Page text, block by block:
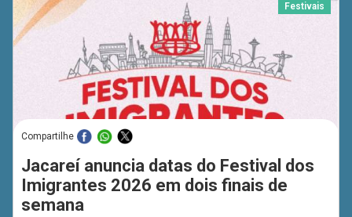
Festivais
Compartilhe
Jacareí anuncia datas do Festival dos
Imigrantes 2026 em dois finais de
semana